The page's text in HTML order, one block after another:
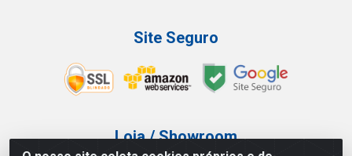
Site Seguro
Loja / Showroom